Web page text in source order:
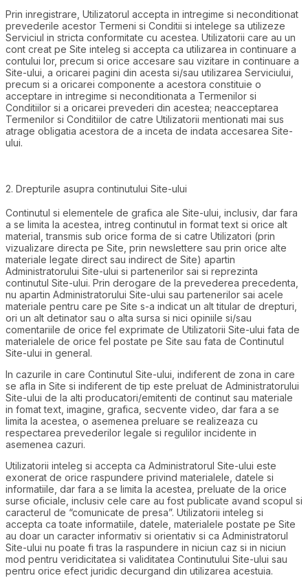
Prin inregistrare, Utilizatorul accepta in intregime si neconditionat
prevederile acestor Termeni si Conditii si intelege sa utilizeze
Serviciul in stricta conformitate cu acestea. Utilizatorii care au un
cont creat pe Site inteleg si accepta ca utilizarea in continuare a
contului lor, precum si orice accesare sau vizitare in continuare a
Site-ului, a oricarei pagini din acesta si/sau utilizarea Serviciului,
precum si a oricarei componente a acestora constituie o
acceptare in intregime si neconditionata a Termenilor si
Conditiilor si a oricarei prevederi din acestea; neacceptarea
Termenilor si Conditiilor de catre Utilizatorii mentionati mai sus
atrage obligatia acestora de a inceta de indata accesarea Site-
ului.
2. Drepturile asupra continutului Site-ului
Continutul si elementele de grafica ale Site-ului, inclusiv, dar fara
a se limita la acestea, intreg continutul in format text si orice alt
material, transmis sub orice forma de si catre Utilizatori (prin
vizualizare directa pe Site, prin newslettere sau prin orice alte
materiale legate direct sau indirect de Site) apartin
Administratorului Site-ului si partenerilor sai si reprezinta
continutul Site-ului. Prin derogare de la prevederea precedenta,
nu apartin Administratorului Site-ului sau partenerilor sai acele
materiale pentru care pe Site s-a indicat un alt titular de drepturi,
ori un alt detinator sau o alta sursa si nici opiniile si/sau
comentariile de orice fel exprimate de Utilizatorii Site-ului fata de
materialele de orice fel postate pe Site sau fata de Continutul
Site-ului in general.
In cazurile in care Continutul Site-ului, indiferent de zona in care
se afla in Site si indiferent de tip este preluat de Administratorului
Site-ului de la alti producatori/emitenti de continut sau materiale
in fomat text, imagine, grafica, secvente video, dar fara a se
limita la acestea, o asemenea preluare se realizeaza cu
respectarea prevederilor legale si regulilor incidente in
asemenea cazuri.
Utilizatorii inteleg si accepta ca Administratorul Site-ului este
exonerat de orice raspundere privind materialele, datele si
informatiile, dar fara a se limita la acestea, preluate de la orice
surse oficiale, inclusiv cele care au fost publicate avand scopul si
caracterul de “comunicate de presa”. Utilizatorii inteleg si
accepta ca toate informatiile, datele, materialele postate pe Site
au doar un caracter informativ si orientativ si ca Administratorul
Site-ului nu poate fi tras la raspundere in niciun caz si in niciun
mod pentru veridicitatea si validitatea Continutului Site-ului sau
pentru orice efect juridic decurgand din utilizarea acestuia.